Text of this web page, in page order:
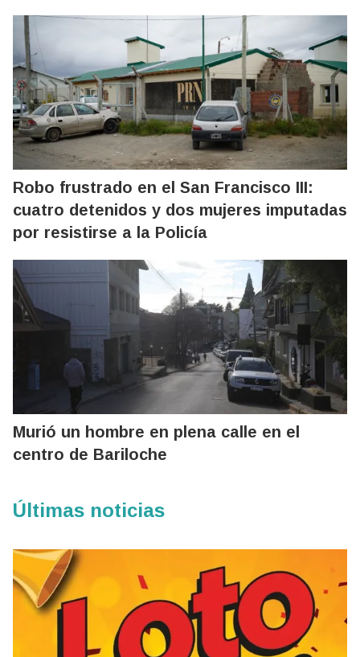
Robo frustrado en el San Francisco III:
cuatro detenidos y dos mujeres imputadas
por resistirse a la Policía
Murió un hombre en plena calle en el
centro de Bariloche
Últimas noticias